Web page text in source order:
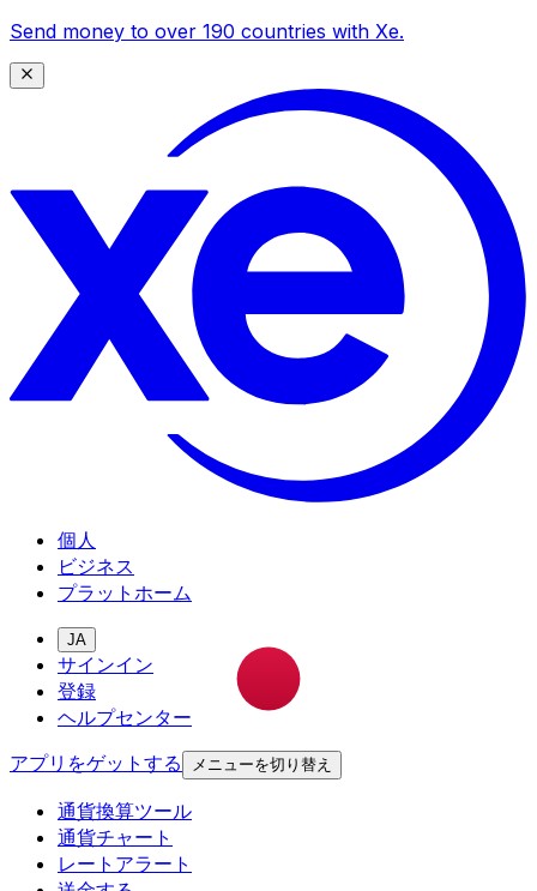
Send money to over 190 countries with Xe.
個人
ビジネス
プラットホーム
JA
サインイン
登録
ヘルプセンター
アプリをゲットする
メニューを切り替え
通貨換算ツール
通貨チャート
レートアラート